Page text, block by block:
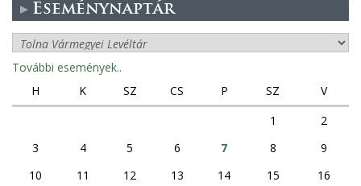
Eseménynaptár
További események..
H
K SZ CS P SZ
V
1
2
3
4 5 6 7 8
9
10
11 12 13 14 15
16